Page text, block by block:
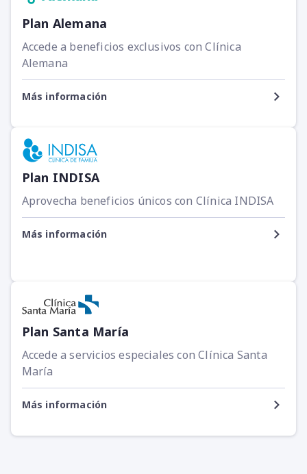
Plan Alemana
Accede a beneficios exclusivos con Clínica
Alemana
Más información
Plan INDISA
Aprovecha beneficios únicos con Clínica INDISA
Más información
Plan Santa María
Accede a servicios especiales con Clínica Santa
María
Más información